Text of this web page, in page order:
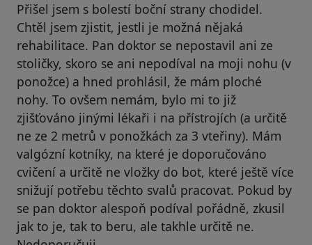
Přišel jsem s bolestí boční strany chodidel.
Chtěl jsem zjistit, jestli je možná nějaká
rehabilitace. Pan doktor se nepostavil ani ze
stoličky, skoro se ani nepodíval na moji nohu (v
ponožce) a hned prohlásil, že mám ploché
nohy. To ovšem nemám, bylo mi to již
zjišťováno jinými lékaři i na přístrojích (a určitě
ne ze 2 metrů v ponožkách za 3 vteřiny). Mám
valgózní kotníky, na které je doporučováno
cvičení a určitě ne vložky do bot, které ještě více
snižují potřebu těchto svalů pracovat. Pokud by
se pan doktor alespoň podíval pořádně, zkusil
jak to je, tak to beru, ale takhle určitě ne.